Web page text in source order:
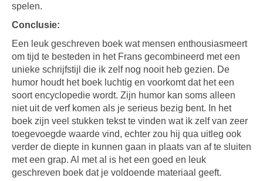
spelen.
Conclusie:
Een leuk geschreven boek wat mensen enthousiasmeert
om tijd te besteden in het Frans gecombineerd met een
unieke schrijfstijl die ik zelf nog nooit heb gezien. De
humor houdt het boek luchtig en voorkomt dat het een
soort encyclopedie wordt. Zijn humor kan soms alleen
niet uit de verf komen als je serieus bezig bent. In het
boek zijn veel stukken tekst te vinden wat ik zelf van zeer
toegevoegde waarde vind, echter zou hij qua uitleg ook
verder de diepte in kunnen gaan in plaats van af te sluiten
met een grap. Al met al is het een goed en leuk
geschreven boek dat je voldoende materiaal geeft.